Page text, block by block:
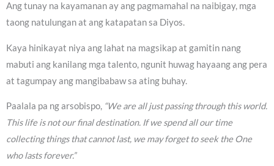
Ang tunay na kayamanan ay ang pagmamahal na naibigay, mga
taong natulungan at ang katapatan sa Diyos.
Kaya hinikayat niya ang lahat na magsikap at gamitin nang
mabuti ang kanilang mga talento, ngunit huwag hayaang ang pera
at tagumpay ang mangibabaw sa ating buhay.
Paalala pa ng arsobispo, “We are all just passing through this world.
This life is not our final destination. If we spend all our time
collecting things that cannot last, we may forget to seek the One
who lasts forever.”